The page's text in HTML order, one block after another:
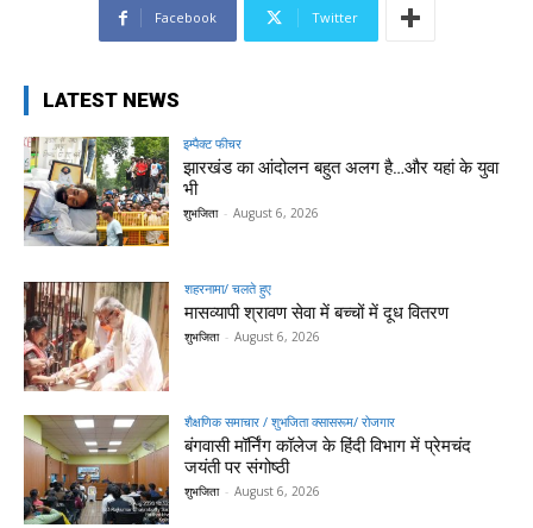
Facebook Twitter
LATEST NEWS
इम्पैक्ट फीचर
झारखंड का आंदोलन बहुत अलग है…और यहां के युवा
भी
शुभजिता - August 6, 2026
शहरनामा/ चलते हुए
मासव्यापी श्रावण सेवा में बच्चों में दूध वितरण
शुभजिता - August 6, 2026
शैक्षणिक समाचार / शुभजिता क्सासरूम/ रोजगार
बंगवासी मॉर्निंग कॉलेज के हिंदी विभाग में प्रेमचंद
जयंती पर संगोष्ठी
शुभजिता - August 6, 2026